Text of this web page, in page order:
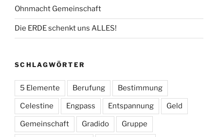
gewählt
werden
Ohnmacht Gemeinschaft
Die ERDE schenkt uns ALLES!
SCHLAGWÖRTER
5 Elemente Berufung Bestimmung
Celestine Engpass Entspannung Geld
Gemeinschaft Gradido Gruppe